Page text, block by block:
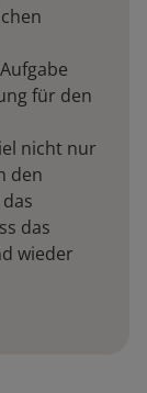
für den
nicht nur
den
das
wieder